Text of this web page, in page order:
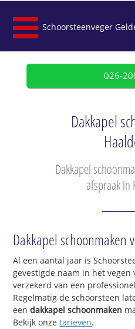
Schoorsteenveger
026-
Dakkapel
Dakkapel
afspraak in
Dakkapel schoonmaken
Al een aantal jaar is
gevestigde naam in het
verzekerd van een
Regelmatig de schoorsteen
eendakkapel schoonmaken
Bekijk onzetarieven.